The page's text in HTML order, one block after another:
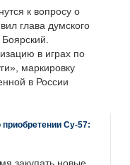
к вопросу о
глава думского
в играх по
маркировку
в России
Су-57: